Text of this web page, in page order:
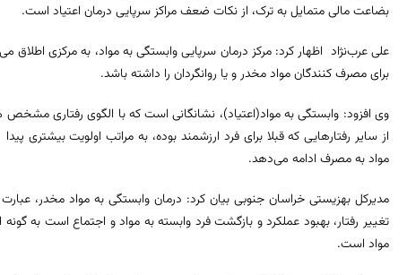
بضاعت مالی متمایل به ترک، از نکات ضعف مراکز سرپایی درمان اعتیاد است.
علی عرب‌نژاد اظهار کرد: مرکز درمان سرپایی وابستگی به مواد، به مرکزی اطلاق
برای مصرف کنندگان مواد مخدر و یا روانگردان را داشته باشد.
وی افزود: وابستگی به مواد(اعتیاد)، نشانگانی است که با الگوی رفتاری
از سایر رفتارهایی که قبلا برای فرد ارزشمند بوده، به مراتب اولویت
مواد به مصرف ادامه می‌دهد.
مدیرکل بهزیستی خراسان‌ جنوبی بیان کرد: درمان وابستگی به مواد مخدر،
تغییر رفتار، بهبود عملکرد و بازگشت فرد وابسته به مواد و اجتماع است به
مواد است.